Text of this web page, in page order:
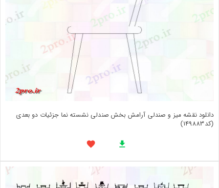
دانلود نقشه میز و صندلی آرامش بخش صندلی نشسته نما جزئیات دو بعدی
(کد149883)